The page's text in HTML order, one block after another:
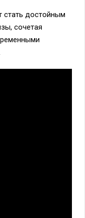
стать достойным
сочетая